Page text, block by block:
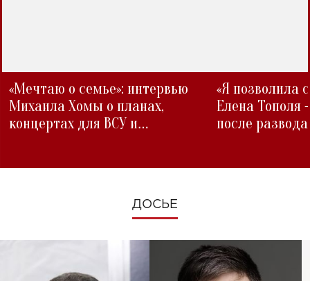
«Мечтаю о семье»: интервью
Михаила Хомы о планах,
концертах для ВСУ и
«Я позволила
Елена Тополя
после развода
ДОСЬЕ